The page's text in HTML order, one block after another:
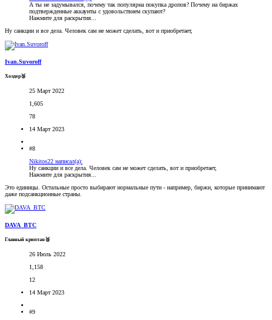
А ты не задумывался, почему так популярна покупка дропов? Почему на биржах
подтвержденные аккаунты с удовольствием скупают?
Нажмите для раскрытия...
Ну санкции и все дела. Человек сам не может сделать, вот и приобретает,
Ivan.Suvoroff
Холдер🥉
25 Март 2022
1,605
78
14 Март 2023
#8
Nikitos22 написал(а):
Ну санкции и все дела. Человек сам не может сделать, вот и приобретает,
Нажмите для раскрытия...
Это единицы. Остальные просто выбирают нормальные пути - например, биржи, которые принимают
даже подсанкционные страны.
DAVA_BTC
Главный криптан🥈
26 Июль 2022
1,158
12
14 Март 2023
#9